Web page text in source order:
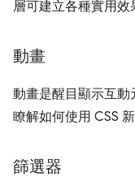
層可建立各種實用效
動畫
動畫是醒目顯示互動
瞭解如何使用 CSS
篩選器